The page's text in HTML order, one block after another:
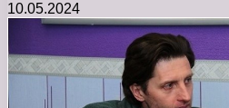
10.05.2024